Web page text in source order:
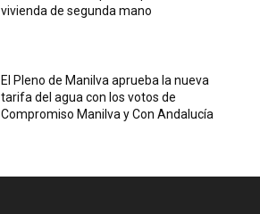
vivienda de segunda mano
El Pleno de Manilva aprueba la nueva
tarifa del agua con los votos de
Compromiso Manilva y Con Andalucía